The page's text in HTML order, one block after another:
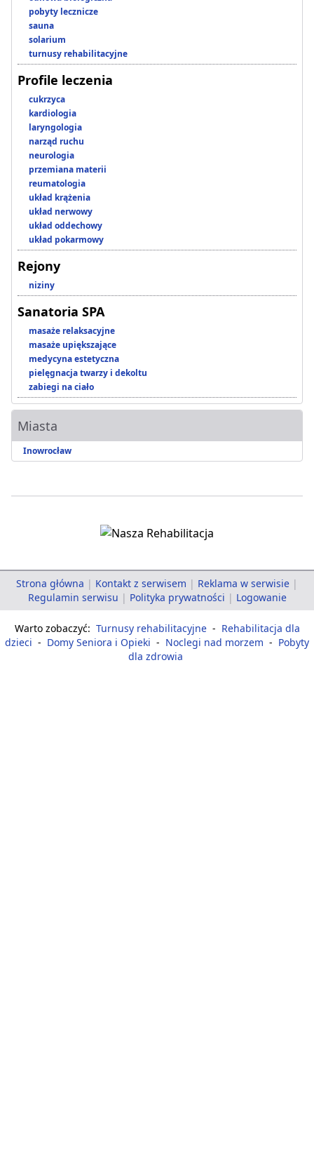
pobyty lecznicze
sauna
solarium
turnusy rehabilitacyjne
Profile leczenia
cukrzyca
kardiologia
laryngologia
narząd ruchu
neurologia
przemiana materii
reumatologia
układ krążenia
układ nerwowy
układ oddechowy
układ pokarmowy
Rejony
niziny
Sanatoria SPA
masaże relaksacyjne
masaże upiększające
medycyna estetyczna
pielęgnacja twarzy i dekoltu
zabiegi na ciało
Miasta
Inowrocław
Strona główna | Kontakt z serwisem | Reklama w serwisie |
Regulamin serwisu | Polityka prywatności | Logowanie
Warto zobaczyć: Turnusy rehabilitacyjne - Rehabilitacja dla
dzieci - Domy Seniora i Opieki - Noclegi nad morzem - Pobyty
dla zdrowia